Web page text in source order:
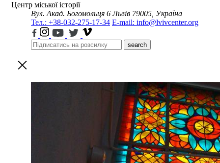
Центр міської історії
Вул. Акад. Богомольця 6 Львів 79005, Україна
Тел.: +38-032-275-17-34 E-mail: info@lvivcenter.org
search